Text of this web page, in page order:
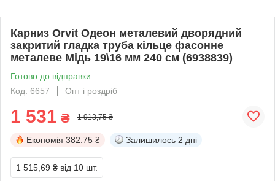
Карниз Orvit Одеон металевий дворядний
закритий гладка труба кільце фасонне
металеве Мідь 19\16 мм 240 см (6938839)
Готово до відправки
Код: 6657
Опт і роздріб
1 531 ₴ 1 913,75 ₴
Економія 382.75 ₴ Залишилось 2 дні
1 515,69 ₴ від 10 шт.